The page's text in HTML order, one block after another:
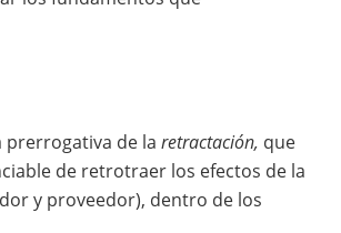
prerrogativa de la retractación, que
de retrotraer los efectos de la
y proveedor), dentro de los